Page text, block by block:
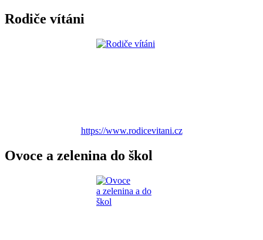
Rodiče vítáni
https://www.rodicevitani.cz
Ovoce a zelenina do škol